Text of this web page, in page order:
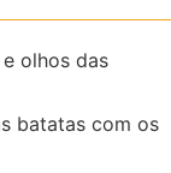
olhos das
batatas com os